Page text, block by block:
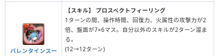
バレンタインスー
【スキル】
プロスペクトフィーリング
1ターンの間、操作時間、回復力、火属性の攻撃力が2
倍、盤面が7×6マス。自分以外のスキルが2ターン溜ま
る。
(12→12ターン)